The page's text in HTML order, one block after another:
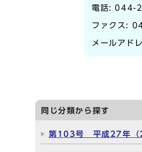
電話: 044-
ファクス:
メールアド
同じ分類から探す
第103号 平成27年（